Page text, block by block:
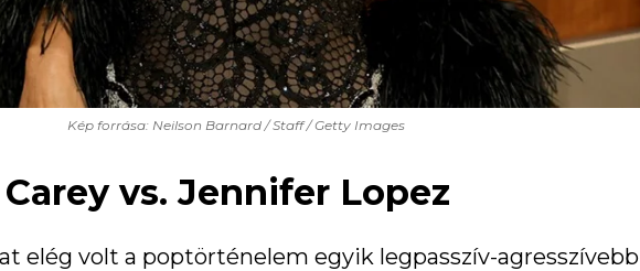
Kép forrása: Neilson Barnard / Staff / Getty Images
vs. Jennifer Lopez
elég volt a poptörténelem egyik legpasszív-agresszívebb